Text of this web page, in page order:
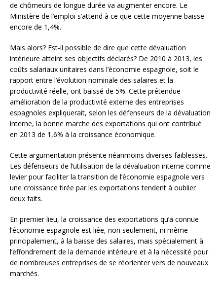
de chômeurs de longue durée va augmenter encore. Le
Ministère de l’emploi s’attend à ce que cette moyenne baisse
encore de 1,4%.
Mais alors? Est-il possible de dire que cette dévaluation
intérieure atteint ses objectifs déclarés? De 2010 à 2013, les
coûts salariaux unitaires dans l’économie espagnole, soit le
rapport entre l’évolution nominale des salaires et la
productivité réelle, ont baissé de 5%. Cette prétendue
amélioration de la productivité externe des entreprises
espagnoles expliquerait, selon les défenseurs de la dévaluation
interne, la bonne marche des exportations qui ont contribué
en 2013 de 1,6% à la croissance économique.
Cette argumentation présente néanmoins diverses faiblesses.
Les défenseurs de l’utilisation de la dévaluation interne comme
levier pour faciliter la transition de l’économie espagnole vers
une croissance tirée par les exportations tendent à oublier
deux faits.
En premier lieu, la croissance des exportations qu’a connue
l’économie espagnole est liée, non seulement, ni même
principalement, à la baisse des salaires, mais spécialement à
l’effondrement de la demande intérieure et à la nécessité pour
de nombreuses entreprises de se réorienter vers de nouveaux
marchés.